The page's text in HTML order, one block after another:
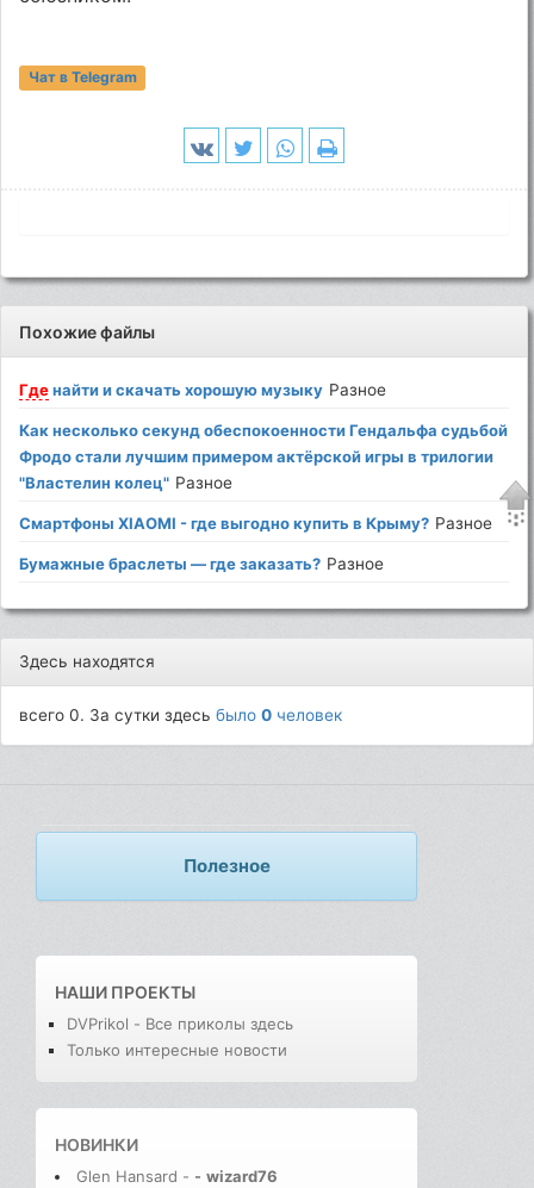
Чат в Telegram
Похожие файлы
Гденайти и скачать хорошую музыку Разное
Как несколько секунд обеспокоенности Гендальфа судьбой
Фродо стали лучшим примером актёрской игры в трилогии
"Властелин колец" Разное
Смартфоны XIAOMI - где выгодно купить в Крыму? Разное
Бумажные браслеты — где заказать? Разное
Здесь находятся
всего 0. За сутки здесьбыло0 человек
Полезное
НАШИ ПРОЕКТЫ
DVPrikol - Все приколы здесь
Только интересные новости
НОВИНКИ
Glen Hansard - - wizard76